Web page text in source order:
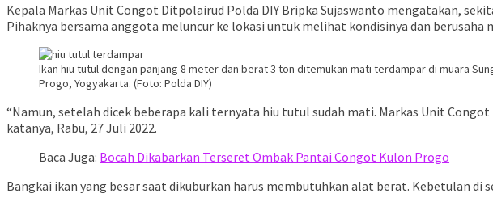
Kepala Markas Unit Congot Ditpolairud Polda DIY Bripka Sujaswanto mengatakan,
Pihaknya bersama anggota meluncur ke lokasi untuk melihat kondisinya dan berusaha
Ikan hiu tutul dengan panjang 8 meter dan berat 3 ton ditemukan mati terdampar di muara
Progo, Yogyakarta. (Foto: Polda DIY)
“Namun, setelah dicek beberapa kali ternyata hiu tutul sudah mati. Markas Unit Congot
katanya, Rabu, 27 Juli 2022.
Baca Juga: Bocah Dikabarkan Terseret Ombak Pantai Congot Kulon Progo
Bangkai ikan yang besar saat dikuburkan harus membutuhkan alat berat. Kebetulan